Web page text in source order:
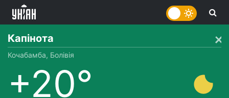
Капінота
Кочабамба, Болівія
+20°